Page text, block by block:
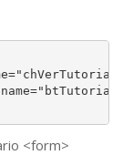
<form>